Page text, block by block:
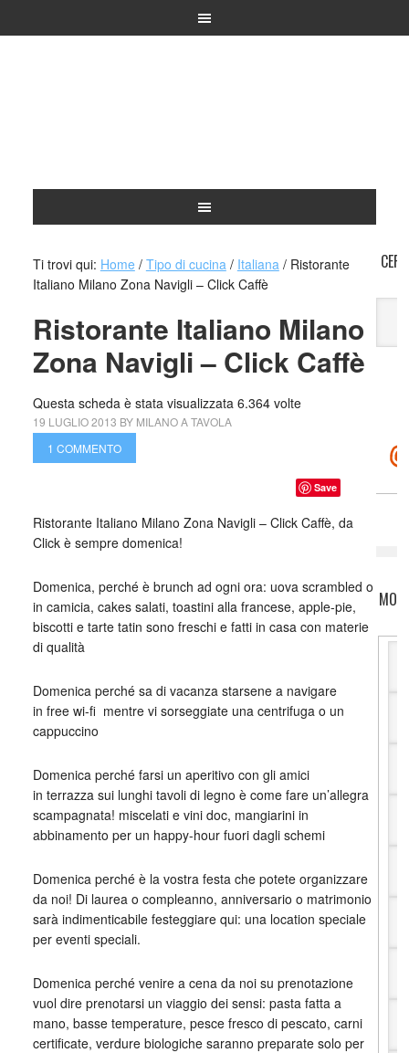
Ti trovi qui: Home / Tipo di cucina / Italiana /Ristorante
Italiano Milano Zona Navigli – Click Caffè
Ristorante Italiano Milano
Zona Navigli – Click Caffè
Questa scheda è stata visualizzata 6.364 volte
19 LUGLIO 2013 BY MILANO A TAVOLA
1 COMMENTO
Save
Ristorante Italiano Milano Zona Navigli – Click Caffè, da
Click è sempre domenica!
Domenica, perché è brunch ad ogni ora: uova scrambled o
in camicia, cakes salati, toastini alla francese, apple-pie,
biscotti e tarte tatin sono freschi e fatti in casa con materie
di qualità
Domenica perché sa di vacanza starsene a navigare
in free wi-fi mentre vi sorseggiate una centrifuga o un
cappuccino
Domenica perché farsi un aperitivo con gli amici
in terrazza sui lunghi tavoli di legno è come fare un’allegra
scampagnata! miscelati e vini doc, mangiarini in
abbinamento per un happy-hour fuori dagli schemi
Domenica perché è la vostra festa che potete organizzare
da noi! Di laurea o compleanno, anniversario o matrimonio
sarà indimenticabile festeggiare qui: una location speciale
per eventi speciali.
Domenica perché venire a cena da noi su prenotazione
vuol dire prenotarsi un viaggio dei sensi: pasta fatta a
mano, basse temperature, pesce fresco di pescato, carni
certificate, verdure biologiche saranno preparate solo per